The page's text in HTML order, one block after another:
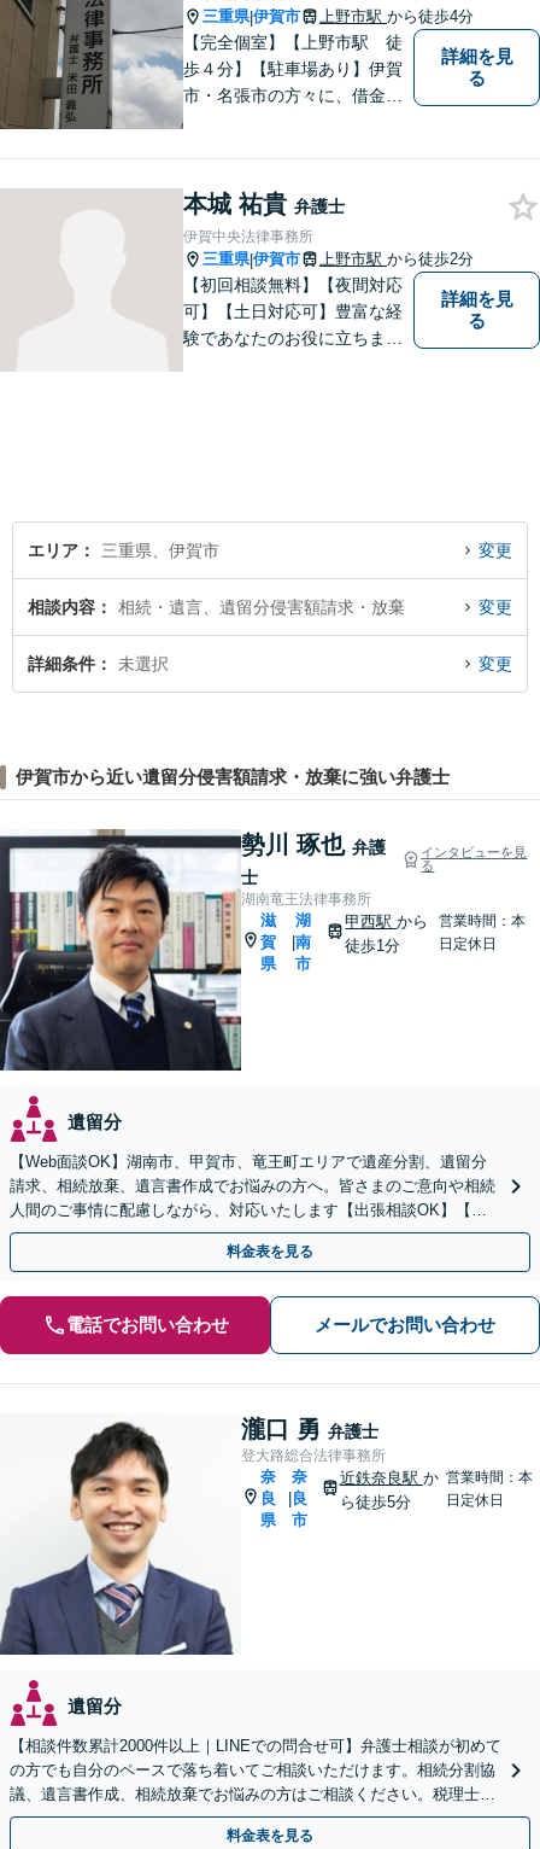
三重県|伊賀市 上野市駅 から徒歩4分
【完全個室】【上野市駅 徒
歩４分】【駐車場あり】伊賀
市・名張市の方々に、借金、
せていただきますので、一人
で悩まずに、なんでもご相談
ください
詳細を見
る
本城 祐貴 弁護士
伊賀中央法律事務所
三重県|伊賀市 上野市駅 から徒歩2分
【初回相談無料】【夜間対応
可】【土日対応可】豊富な経
験であなたのお役に立ちま
詳細を見
る
エリア 三重県、伊賀市 変更
相談内容 相続・遺言、遺留分侵害額請求・放棄 変更
詳細条件 未選択 変更
伊賀市から近い遺留分侵害額請求・放棄に強い弁護士
勢川 琢也 弁護
士
インタビューを見
る
湖南竜王法律事務所
滋
賀
県
湖
南
市
甲西駅から
徒歩1分
営業時間：本
日定休日
遺留分
【Web面談OK】湖南市、甲賀市、竜王町エリアで遺産分割、遺留分
請求、相続放棄、遺言書作成でお悩みの方へ。皆さまのご意向や相続
人間のご事情に配慮しながら、対応いたします【出張相談OK】【甲
西駅1分】
料金表を見る
電話でお問い合わせ メールでお問い合わせ
瀧口 勇 弁護士
登大路総合法律事務所
奈
良
県
奈
良
市
近鉄奈良駅 か
ら徒歩5分
営業時間：本
日定休日
遺留分
【相談件数累計2000件以上｜LINEでの問合せ可】弁護士相談が初めて
の方でも自分のペースで落ち着いてご相談いただけます。相続分割協
議、遺言書作成、相続放棄でお悩みの方はご相談ください。税理士、
司法書士との連携も可【近鉄奈良駅から徒歩５分】
料金表を見る